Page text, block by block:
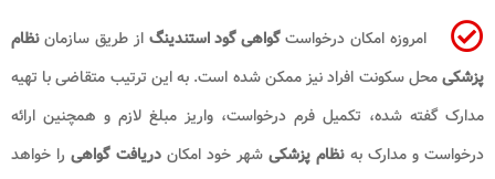
امروزه امکان درخواستگواهی گود استندینگاز طریق سازماننظام
پزشکیمحل سکونت افراد نیز ممکن شده است. به این ترتیب متقاضی با تهیه
مدارک گفته شده، تکمیل فرم درخواست، واریز مبلغ لازم و همچنین ارائه
درخواست و مدارک بهنظام پزشکیشهر خود امکاندریافت گواهی را خواهد